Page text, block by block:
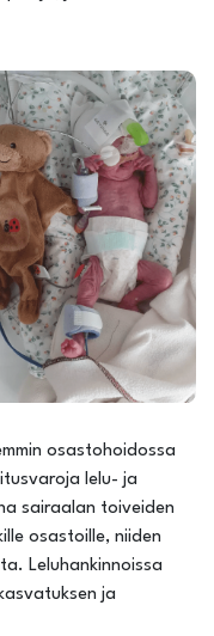
osastohoidossa
lelu- ja
sairaalan toiveiden
osastoille, niiden
Leluhankinnoissa
ja